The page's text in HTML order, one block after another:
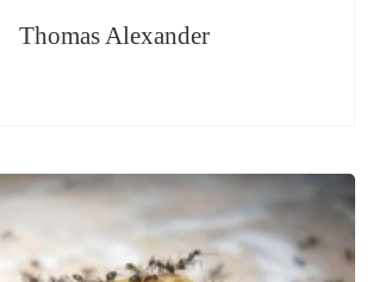
Thomas Alexander